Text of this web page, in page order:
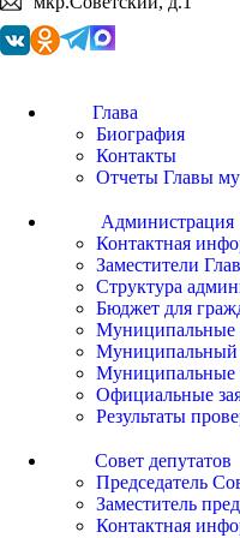
Глава
Биография
Контакты
Отчеты Главы
Администрация
Контактная
Заместители
Структура
Бюджет для
Муниципальные
Муниципальный
Муниципальные
Официальные
Результаты
Совет депутатов
Председатель
Заместитель
Контактная